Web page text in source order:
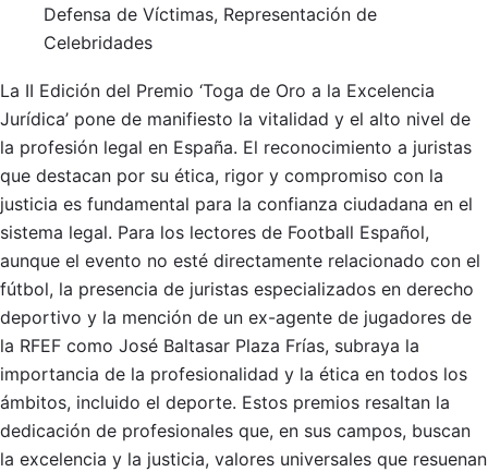
Defensa de Víctimas, Representación de
Celebridades
La II Edición del Premio ‘Toga de Oro a la Excelencia
Jurídica’ pone de manifiesto la vitalidad y el alto nivel de
la profesión legal en España. El reconocimiento a juristas
que destacan por su ética, rigor y compromiso con la
justicia es fundamental para la confianza ciudadana en el
sistema legal. Para los lectores de Football Español,
aunque el evento no esté directamente relacionado con el
fútbol, la presencia de juristas especializados en derecho
deportivo y la mención de un ex-agente de jugadores de
la RFEF como José Baltasar Plaza Frías, subraya la
importancia de la profesionalidad y la ética en todos los
ámbitos, incluido el deporte. Estos premios resaltan la
dedicación de profesionales que, en sus campos, buscan
la excelencia y la justicia, valores universales que resuenan